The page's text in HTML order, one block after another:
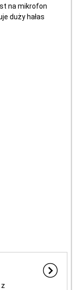
na mikrofon
duży hałas